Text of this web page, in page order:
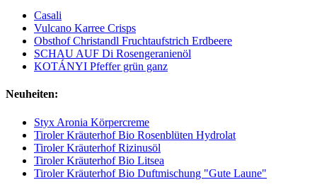
Casali
Vulcano Karree Crisps
Obsthof Christandl Fruchtaufstrich Erdbeere
SCHAU AUF Di Rosengeranienöl
KOTÁNYI Pfeffer grün ganz
Neuheiten:
Styx Aronia Körpercreme
Tiroler Kräuterhof Bio Rosenblüten Hydrolat
Tiroler Kräuterhof Rizinusöl
Tiroler Kräuterhof Bio Litsea
Tiroler Kräuterhof Bio Duftmischung "Gute Laune"